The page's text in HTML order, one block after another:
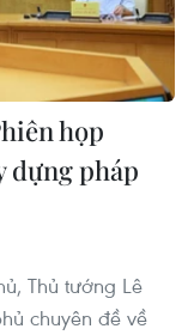
họp
dựng pháp
Thủ tướng Lê
chuyên đề về